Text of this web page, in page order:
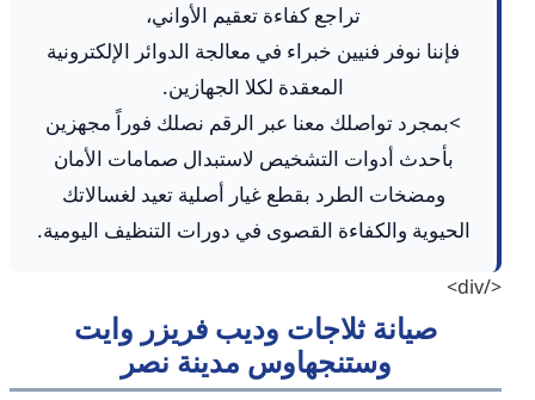
تراجع كفاءة تعقيم الأواني،
فإننا نوفر فنيين خبراء في معالجة الدوائر الإلكترونية
المعقدة لكلا الجهازين.
>بمجرد تواصلك معنا عبر الرقم نصلك فوراً مجهزين
بأحدث أدوات التشخيص لاستبدال صمامات الأمان
ومضخات الطرد بقطع غيار أصلية تعيد لغسالاتك
الحيوية والكفاءة القصوى في دورات التنظيف اليومية.
</div>
صيانة ثلاجات وديب فريزر وايت
وستنجهاوس مدينة نصر